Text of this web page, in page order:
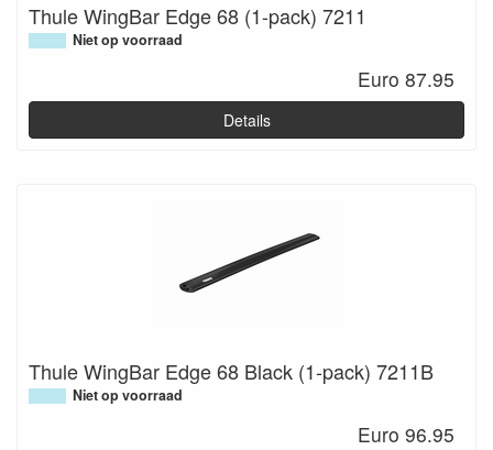
Thule WingBar Edge 68 (1-pack) 7211
Niet op voorraad
Euro 87.95
Details
Thule WingBar Edge 68 Black (1-pack) 7211B
Niet op voorraad
Euro 96.95